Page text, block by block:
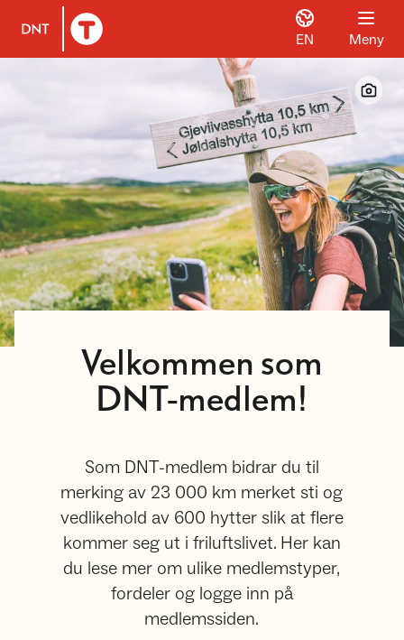
Til DNT.no forside
EN Meny
Velkommen som
DNT-medlem!
Som DNT-medlem bidrar du til
merking av 23 000 km merket sti og
vedlikehold av 600 hytter slik at flere
kommer seg ut i friluftslivet. Her kan
du lese mer om ulike medlemstyper,
fordeler og logge inn på
medlemssiden.